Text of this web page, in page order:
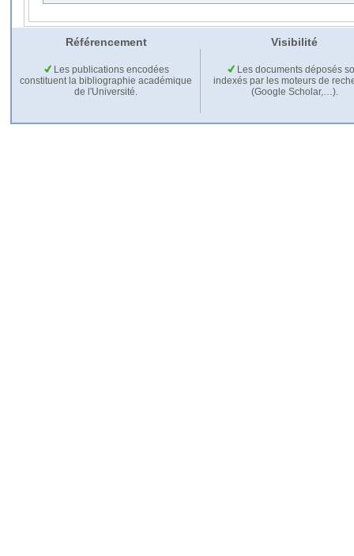
Référencement Visibilité
Les publications encodées
constituent la bibliographie académique
de l'Université.
Les documents déposés
indexés par les moteurs de
(Google Scholar,…).